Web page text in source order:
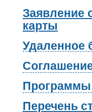
Заявление
карты
Удаленное
Программы
Перечень